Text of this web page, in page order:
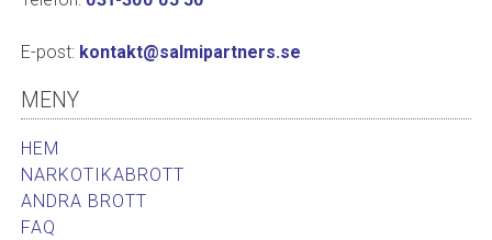
E-post: kontakt@salmipartners.se
MENY
HEM
NARKOTIKABROTT
ANDRA BROTT
FAQ